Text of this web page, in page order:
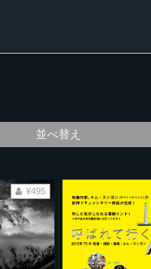
並べ替え
¥495